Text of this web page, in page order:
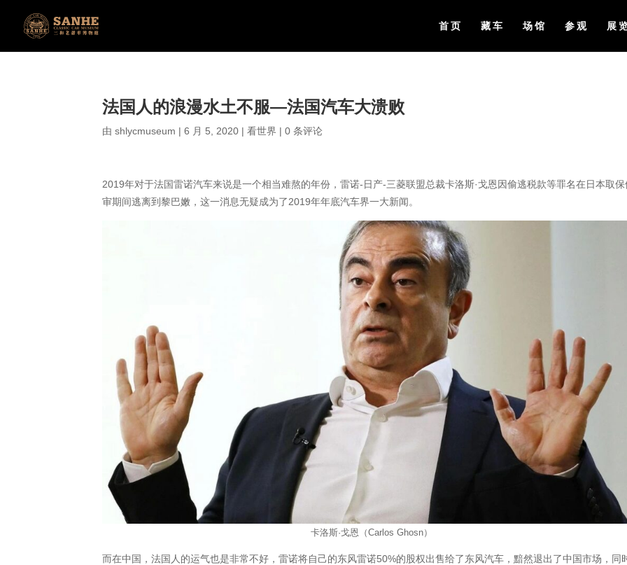
首页 藏车 场馆 参观 展
法国人的浪漫水土不服—法国汽车大溃败
由shlycmuseum |6 月 5, 2020 |看世界 |0 条评论
​2019年对于法国雷诺汽车来说是一个相当难熬的年份，雷诺-日产-三菱联盟总裁卡洛斯·戈恩因偷逃税款等罪名在日本取保
审期间逃离到黎巴嫩，这一消息无疑成为了2019年年底汽车界一大新闻。
卡洛斯·戈恩（Carlos Ghosn）
而在中国，法国人的运气也是非常不好，雷诺将自己的东风雷诺50%的股权出售给了东风汽车，黯然退出了中国市场，同